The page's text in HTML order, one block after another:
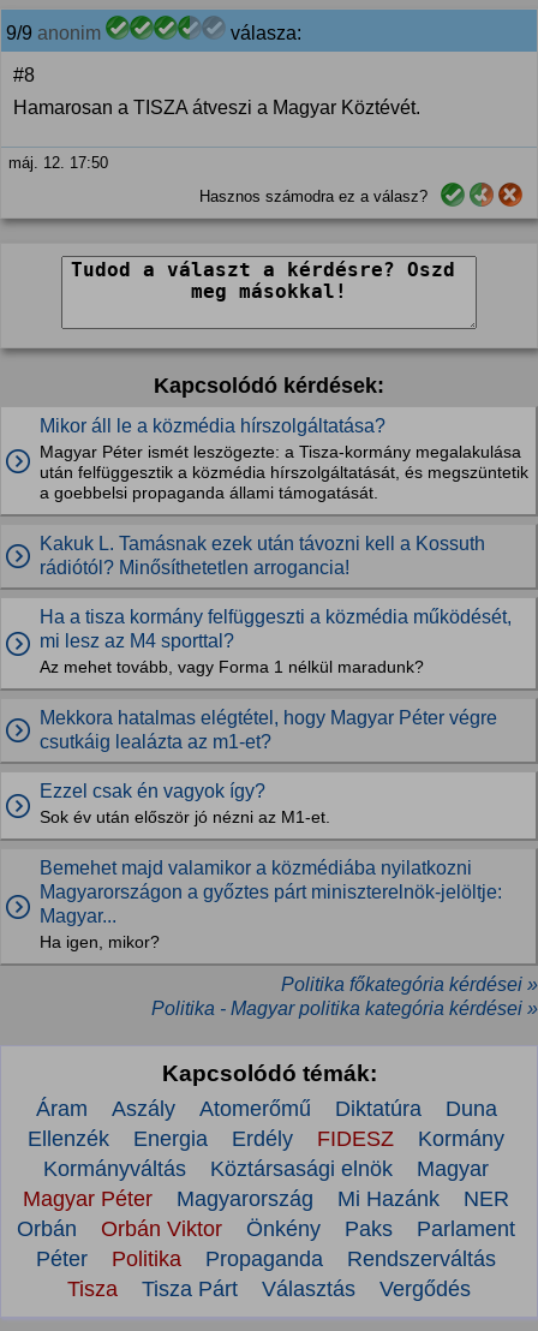
9/9 anonim válasza:
#8
Hamarosan a TISZA átveszi a Magyar Köztévét.
máj. 12. 17:50
Hasznos számodra ez a válasz?
Kapcsolódó kérdések:
Mikor áll le a közmédia hírszolgáltatása?
Magyar Péter ismét leszögezte: a Tisza-kormány megalakulása
után felfüggesztik a közmédia hírszolgáltatását, és megszüntetik
a goebbelsi propaganda állami támogatását.
Kakuk L. Tamásnak ezek után távozni kell a Kossuth
rádiótól? Minősíthetetlen arrogancia!
Ha a tisza kormány felfüggeszti a közmédia működését,
mi lesz az M4 sporttal?
Az mehet tovább, vagy Forma 1 nélkül maradunk?
Mekkora hatalmas elégtétel, hogy Magyar Péter végre
csutkáig lealázta az m1-et?
Ezzel csak én vagyok így?
Sok év után először jó nézni az M1-et.
Bemehet majd valamikor a közmédiába nyilatkozni
Magyarországon a győztes párt miniszterelnök-jelöltje:
Magyar...
Ha igen, mikor?
Politika főkategória kérdései »
Politika - Magyar politika kategória kérdései »
Kapcsolódó témák:
Áram Aszály Atomerőmű Diktatúra
Duna
Ellenzék
Energia Erdély FIDESZ
Kormány
Kormányváltás
Köztársasági elnök
Magyar
Magyar Péter
Magyarország Mi Hazánk
NER
Orbán
Orbán Viktor Önkény Paks
Parlament
Péter
Politika Propaganda
Rendszerváltás
Tisza
Tisza Párt Választás Vergődés